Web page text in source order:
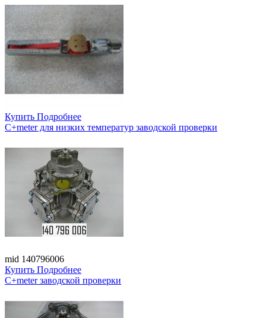
Купить Подробнее
C+meter для низких температур заводской проверки
mid 140796006
Купить Подробнее
C+meter заводской проверки